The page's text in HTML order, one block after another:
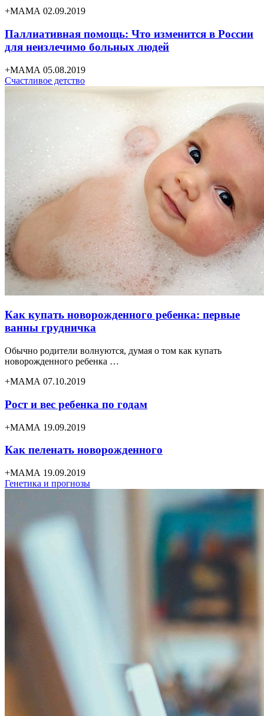
+МАМА 02.09.2019
Паллиативная помощь: Что изменится в России
для неизлечимо больных людей
+МАМА 05.08.2019
Счастливое детство
Как купать новорожденного ребенка: первые
ванны грудничка
Обычно родители волнуются, думая о том как купать
новорожденного ребенка …
+МАМА 07.10.2019
Рост и вес ребенка по годам
+МАМА 19.09.2019
Как пеленать новорожденного
+МАМА 19.09.2019
Генетика и прогнозы